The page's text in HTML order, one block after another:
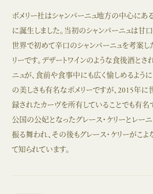
ポメリー社はシャンパーニュ地方の中心にあ
に誕生しました。当初のシャンパーニュは甘
世界で初めて辛口のシャンパーニュを考案し
リーです。デザートワインのような食後酒とさ
ニュが、食前や食事中にも広く愉しめるように
の美しさも有名なポメリーですが、2015年に
録されたカーヴを所有していることでも有名
公国の公妃となったグレース・ケリーとレー
振る舞われ、その後もグレース・ケリーがこ
て知られています。